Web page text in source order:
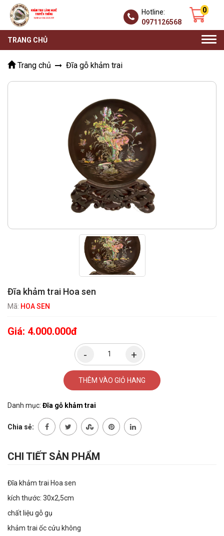
0
Hotline:
0971126568
TRANG CHỦ
Trang chủ Đĩa gỗ khảm trai
Đĩa khảm trai Hoa sen
Mã: HOA SEN
Giá: 4.000.000đ
THÊM VÀO GIỎ HANG
Danh mục: Đĩa gỗ khảm trai
Chia sẻ:
CHI TIẾT SẢN PHẨM
Đĩa khảm trai Hoa sen
kích thước: 30x2,5cm
chất liệu gỗ gụ
khảm trai ốc cửu không